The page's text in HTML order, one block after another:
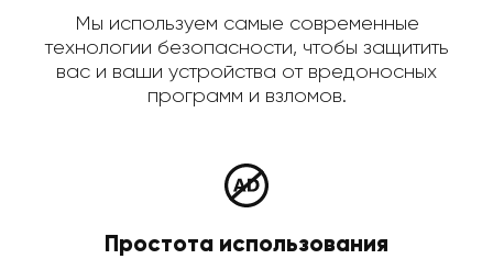
Мы используем самые современные
технологии безопасности, чтобы защитить
вас и ваши устройства от вредоносных
программ и взломов.
Простота использования